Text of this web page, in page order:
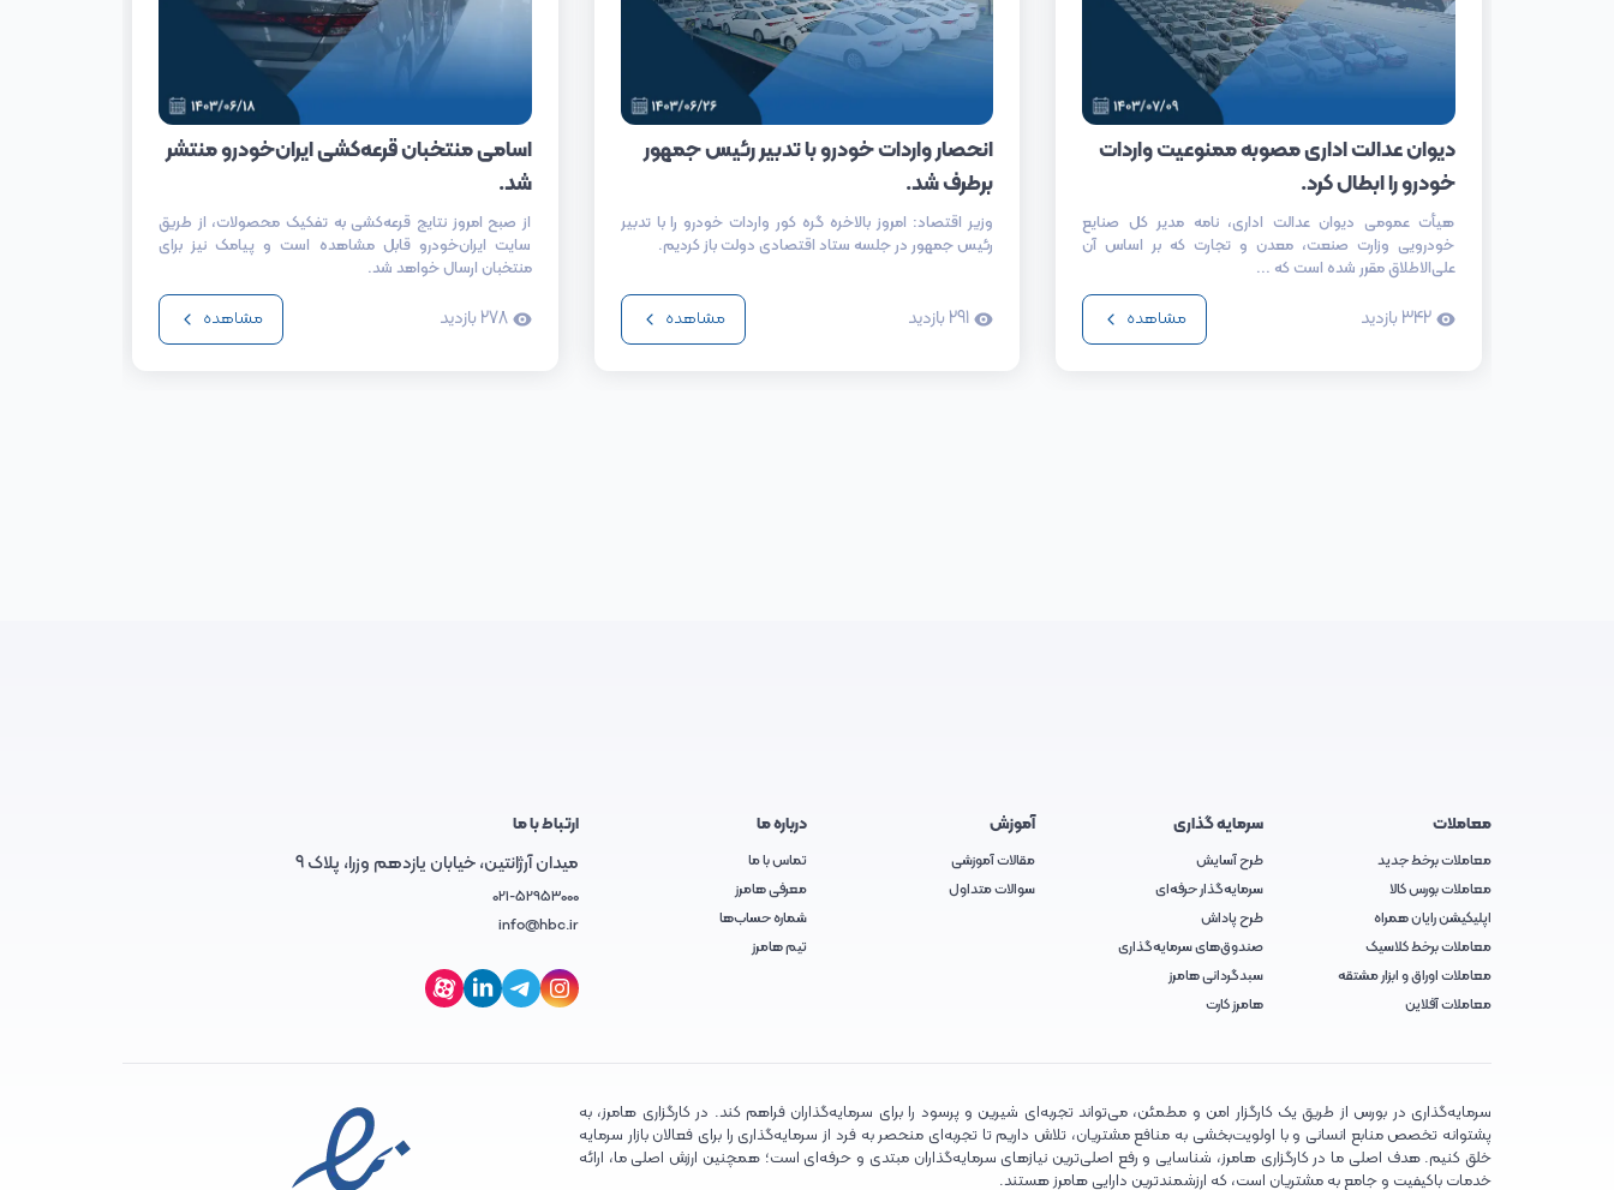
دیوان عدالت اداری مصوبه ممنوعیت واردات
خودرو را ابطال کرد.
هیأت عمومی دیوان عدالت اداری، نامه مدیر کل صنایع
خودرویی وزارت صنعت، معدن و تجارت که بر اساس آن
علی‌الاطلاق مقرر شده است که ...
342 بازدید مشاهده
انحصار واردات خودرو با تدبیر رئیس جمهور
برطرف شد.
وزیر اقتصاد: امروز بالاخره گره کور واردات خودرو را با تدبیر
رئیس جمهور در جلسه ستاد اقتصادی دولت باز کردیم.
291 بازدید مشاهده
اسامی منتخبان قرعه‌کشی ایران‌خودرو منتشر
شد.
از صبح امروز نتایج قرعه‌کشی به تفکیک محصولات، از طریق
سایت ایران‌خودرو قابل مشاهده است و پیامک نیز برای
منتخبان ارسال خواهد شد.
278 بازدید مشاهده
معاملات
معاملات برخط جدید
معاملات بورس کالا
اپلیکیشن رایان همراه
معاملات برخط کلاسیک
معاملات اوراق و ابزار مشتقه
معاملات آفلاین
سرمایه گذاری
طرح آسایش
سرمایه‌گذار حرفه‌ای
طرح پاداش
صندوق‌های سرمایه‌گذاری
سبدگردانی هامرز
هامرز کارت
آموزش
مقالات آموزشی
سوالات متداول
درباره ما
تماس با ما
معرفی هامرز
شماره حساب‌ها
تیم هامرز
ارتباط با ما
میدان آرژانتین، خیابان یازدهم وزرا، پلاک 9
021-52953000
info@hbc.ir
سرمایه‌گذاری در بورس از طریق یک کارگزار امن و مطمئن، می‌تواند تجربه‌ای شیرین و پرسود را برای سرمایه‌گذاران فراهم کند. در کارگزاری هامرز، به
پشتوانه تخصص منابع انسانی و با اولویت‌بخشی به منافع مشتریان، تلاش داریم تا تجربه‌ای منحصر به فرد از سرمایه‌گذاری را برای فعالان بازار سرمایه
خلق کنیم. هدف اصلی ما در کارگزاری هامرز، شناسایی و رفع اصلی‌ترین نیازهای سرمایه‌گذاران مبتدی و حرفه‌ای است؛ همچنین ارزش اصلی ما، ارائه
خدمات باکیفیت و جامع به مشتریان است، که ارزشمندترین دارایی هامرز هستند.